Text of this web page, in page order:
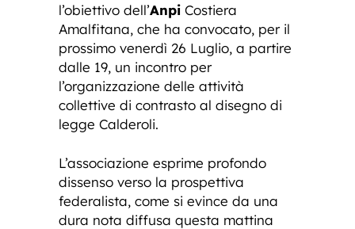
l’obiettivo dell’Anpi Costiera
Amalfitana, che ha convocato, per il
prossimo venerdì 26 Luglio, a partire
dalle 19, un incontro per
l’organizzazione delle attività
collettive di contrasto al disegno di
legge Calderoli.
L’associazione esprime profondo
dissenso verso la prospettiva
federalista, come si evince da una
dura nota diffusa questa mattina